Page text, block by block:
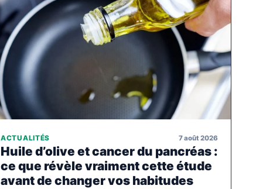
ACTUALITÉS 7 août 2026
Huile d’olive et cancer du pancréas :
ce que révèle vraiment cette étude
avant de changer vos habitudes